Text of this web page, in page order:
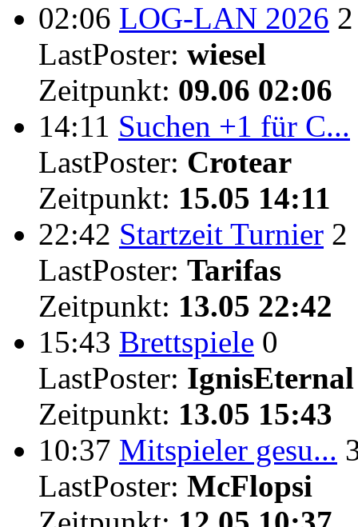
02:06 LOG-LAN 2026 2
LastPoster: wiesel
Zeitpunkt: 09.06 02:06
14:11 Suchen +1 für C...
LastPoster: Crotear
Zeitpunkt: 15.05 14:11
22:42 Startzeit Turnier 2
LastPoster: Tarifas
Zeitpunkt: 13.05 22:42
15:43 Brettspiele 0
LastPoster: IgnisEternal
Zeitpunkt: 13.05 15:43
10:37 Mitspieler gesu...
LastPoster: McFlopsi